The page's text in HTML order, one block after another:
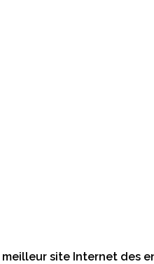
meilleur site Internet des